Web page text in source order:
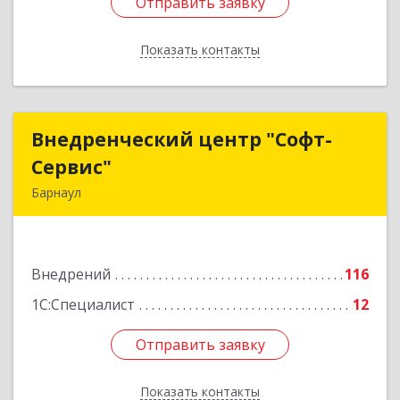
Показать контакты
Назад
Внедренческий центр "Софт-
Сервис"
Барнаул
Внедрений
116
1С:Специалист
12
Отправить заявку
Показать контакты
Внедренческий центр "Софт-
Подробнее
Отправить заявку
Назад